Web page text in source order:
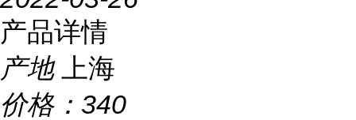
产品详情
产地
上海
价格： 340